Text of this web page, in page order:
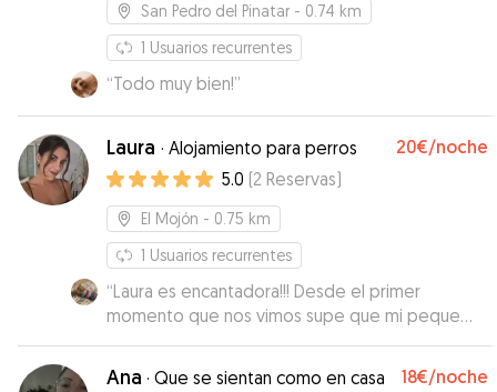
San Pedro del Pinatar - 0.74 km
1 Usuarios recurrentes
“Todo muy bien!”
Laura · Alojamiento para perros 20€/noche
5.0 (2 Reservas)
El Mojón - 0.75 km
1 Usuarios recurrentes
“Laura es encantadora!!! Desde el primer
momento que nos vimos supe que mi peque
estaría feliz y cuidado … Nos a tenido
informados de cómo estaba disfrutando con msj
Ana · Que se sientan como en casa
18€/noche